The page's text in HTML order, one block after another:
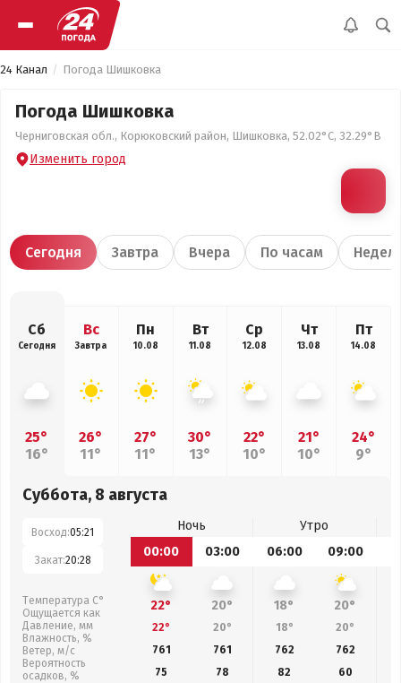
24 Канал Погода Шишковка
Погода Шишковка
Черниговская обл., Корюковский район, Шишковка, 52.02°С, 32.29°В
Изменить город
Сегодня Завтра Вчера По часам
Сб
Сегодня
25°
16°
Вс
Завтра
26°
11°
Пн
10.08
27°
11°
Вт
11.08
30°
13°
Ср
12.08
22°
10°
Чт
13.08
21°
10°
Пт
14.08
24°
9°
Суббота, 8 августа
Восход:05:21
Закат:20:28
Температура С°
Ощущается как
Давление, мм
Влажность, %
Ветер, м/с
Вероятность
осадков, %
Ночь
Утро
00:00
03:00 06:00 09:00
22° 20° 18° 20°
22° 20° 18° 20°
761
761 762 762
75
78 82 60